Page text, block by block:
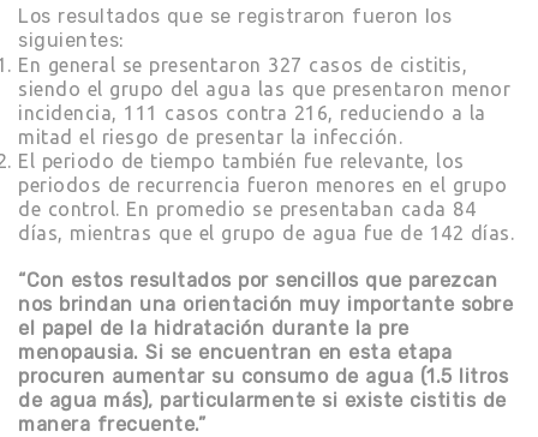
Los resultados que se registraron fueron los
siguientes:
En general se presentaron 327 casos de cistitis,
siendo el grupo del agua las que presentaron menor
incidencia, 111 casos contra 216, reduciendo a la
mitad el riesgo de presentar la infección.
El periodo de tiempo también fue relevante, los
periodos de recurrencia fueron menores en el grupo
de control. En promedio se presentaban cada 84
días, mientras que el grupo de agua fue de 142 días.
“Con estos resultados por sencillos que parezcan
nos brindan una orientación muy importante sobre
el papel de la hidratación durante la pre
menopausia. Si se encuentran en esta etapa
procuren aumentar su consumo de agua (1.5 litros
de agua más), particularmente si existe cistitis de
manera frecuente.”